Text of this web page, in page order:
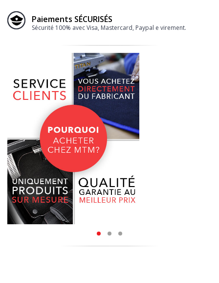
Paiements SÉCURISÉS
Sécurité 100% avec Visa, Mastercard, Paypal e virement.